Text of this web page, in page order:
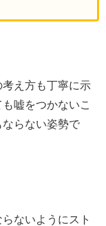
え方も丁寧に示
嘘をつかないこ
らない姿勢で
ないようにスト